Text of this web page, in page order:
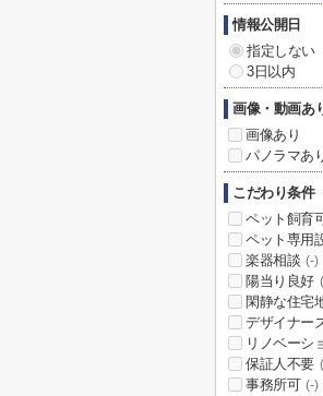
情報公開日
指定しない
3日以内
画像・動画あ
画像あり
パノラマあ
こだわり条件
ペット飼育
ペット専用
楽器相談 (-)
陽当り良好
閑静な住宅
デザイナー
リノベーシ
保証人不要
事務所可 (-)